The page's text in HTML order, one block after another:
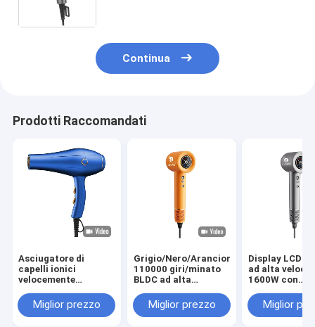
Continua
Prodotti Raccomandati
Asciugatore di
capelli ionici
velocemente
Asciugatore di
capelli da salone ad
Miglior prezzo
Grigio/Nero/Arancione
110000 giri/minato
BLDC ad alta
asciugatrice veloce
per capelli
Miglior prezzo
Display LCD
ad alta
1600W con
capelli per uso
domestico
Miglior